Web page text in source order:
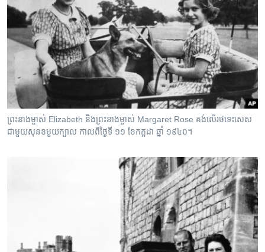
ព្រះនាងម្ចាស់ Elizabeth និងព្រះនាងម្ចាស់ Margaret Rose គង់លើរថទេះសេស
ជាមួយសុនខមួយក្បាល កាលពីថ្ងៃទី ១១ ខែកក្កដា ឆ្នាំ ១៩៤០។